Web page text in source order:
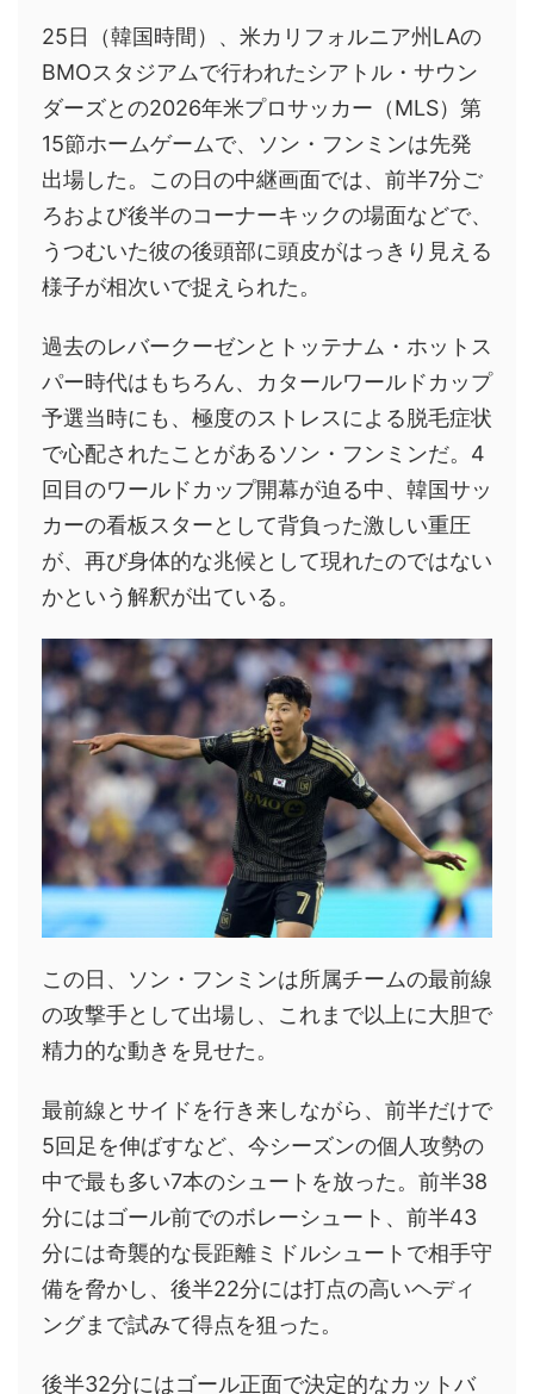
25日（韓国時間）、米カリフォルニア州LAの
BMOスタジアムで行われたシアトル・サウン
ダーズとの2026年米プロサッカー（MLS）第
15節ホームゲームで、ソン・フンミンは先発
出場した。この日の中継画面では、前半7分ご
ろおよび後半のコーナーキックの場面などで、
うつむいた彼の後頭部に頭皮がはっきり見える
様子が相次いで捉えられた。
過去のレバークーゼンとトッテナム・ホットス
パー時代はもちろん、カタールワールドカップ
予選当時にも、極度のストレスによる脱毛症状
で心配されたことがあるソン・フンミンだ。4
回目のワールドカップ開幕が迫る中、韓国サッ
カーの看板スターとして背負った激しい重圧
が、再び身体的な兆候として現れたのではない
かという解釈が出ている。
この日、ソン・フンミンは所属チームの最前線
の攻撃手として出場し、これまで以上に大胆で
精力的な動きを見せた。
最前線とサイドを行き来しながら、前半だけで
5回足を伸ばすなど、今シーズンの個人攻勢の
中で最も多い7本のシュートを放った。前半38
分にはゴール前でのボレーシュート、前半43
分には奇襲的な長距離ミドルシュートで相手守
備を脅かし、後半22分には打点の高いヘディ
ングまで試みて得点を狙った。
後半32分にはゴール正面で決定的なカットバ